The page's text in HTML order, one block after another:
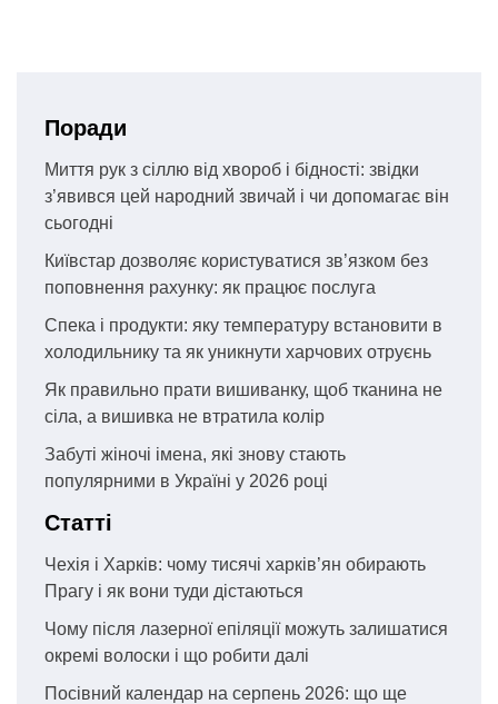
Поради
Миття рук з сіллю від хвороб і бідності: звідки
з’явився цей народний звичай і чи допомагає він
сьогодні
Київстар дозволяє користуватися зв’язком без
поповнення рахунку: як працює послуга
Спека і продукти: яку температуру встановити в
холодильнику та як уникнути харчових отруєнь
Як правильно прати вишиванку, щоб тканина не
сіла, а вишивка не втратила колір
Забуті жіночі імена, які знову стають
популярними в Україні у 2026 році
Статті
Чехія і Харків: чому тисячі харків’ян обирають
Прагу і як вони туди дістаються
Чому після лазерної епіляції можуть залишатися
окремі волоски і що робити далі
Посівний календар на серпень 2026: що ще